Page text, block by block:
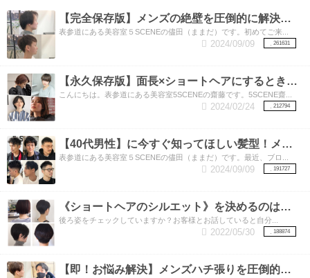
【完全保存版】メンズの絶壁を圧倒的に解決する3つの方法！絶壁とさようなら‼︎
表参道にある美容室５SCENEの儘田（ままだ）です。初めてご来...
261631
2024/09/09
【永久保存版】面長×ショートヘアにするときに注意してほしい3つのポイント！
こんにちは。表参道にある美容室5SCENEの齋藤です。5SCENE齋...
212794
2024/02/24
【40代男性】に今すぐ知ってほしい髪型！メンズカットの得意な表参道美容師が教えます。素敵な40代をおくるための髪型特集‼︎
表参道にある美容室５SCENEの儘田（ままだ）です。最近、ブロ...
191727
2024/09/09
《ショートヘアのシルエット》を決めるのは実は【襟足】！！いろいろな襟足のカットをご紹介
後ろ姿をチェックしていますか？お客様とお話していると自分...
188874
2022/05/30
【即！お悩み解決】メンズハチ張りを圧倒的に解消する方法はこちら！